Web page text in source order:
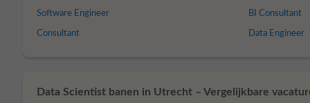
Software Engineer
Consultant
BI Consultant
Data Engineer
Data Scientist banen in Utrecht – Vergelijkbare